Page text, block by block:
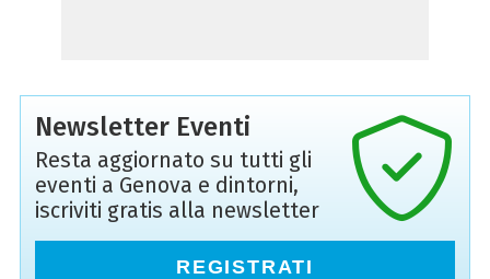
Newsletter Eventi
Resta aggiornato su tutti gli
eventi a Genova e dintorni,
iscriviti gratis alla newsletter
REGISTRATI